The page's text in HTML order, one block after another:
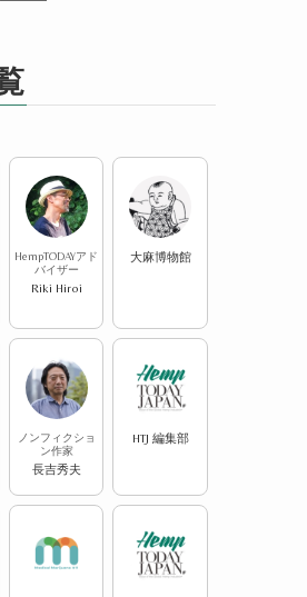
HempTODAYアド
バイザー
Riki Hiroi
大麻博物館
ノンフィクショ
ン作家
長吉秀夫
HTJ 編集部